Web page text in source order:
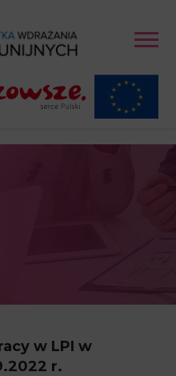
w LPI w
r.